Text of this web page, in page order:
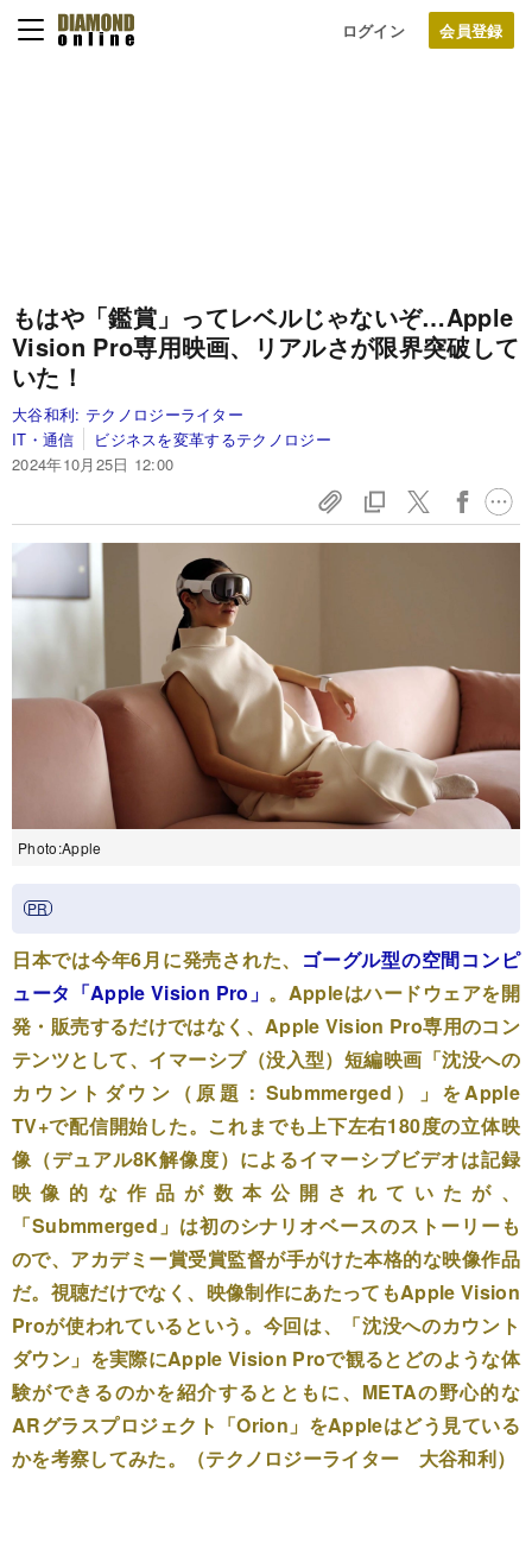
ログイン
もはや「鑑賞」ってレベルじゃないぞ…Apple
Vision Pro専用映画、リアルさが限界突破して
いた！
大谷和利: テクノロジーライター
IT・通信
ビジネスを変革するテクノロジー
2024年10月25日 12:00
Photo:Apple
日本では今年6月に発売された、 ゴーグル型の空間コンピ
ュータ「Apple Vision Pro」 。Appleはハードウェアを開
発・販売するだけではなく、Apple Vision Pro専用のコン
テンツとして、イマーシブ（没入型）短編映画「沈没への
カウントダウン（原題：Submmerged）」をApple
TV+で配信開始した。これまでも上下左右180度の立体映
像（デュアル8K解像度）によるイマーシブビデオは記録
映像的な作品が数本公開されていたが、
「Submmerged」は初のシナリオベースのストーリーも
ので、アカデミー賞受賞監督が手がけた本格的な映像作品
だ。視聴だけでなく、映像制作にあたってもApple Vision
Proが使われているという。今回は、「沈没へのカウント
ダウン」を実際にApple Vision Proで観るとどのような体
験ができるのかを紹介するとともに、METAの野心的な
ARグラスプロジェクト「Orion」をAppleはどう見ている
かを考察してみた。（テクノロジーライター 大谷和利）